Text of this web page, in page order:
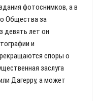
фотоснимков, а в
Общества за
девять лет он
и
споры о
заслуга
Дагерру, а может